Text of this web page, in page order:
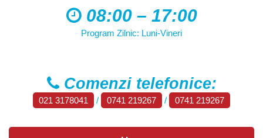
08:00 – 17:00
Program Zilnic: Luni-Vineri
Comenzi telefonice:
021 3178041 / 0741 219267 / 0741 219267